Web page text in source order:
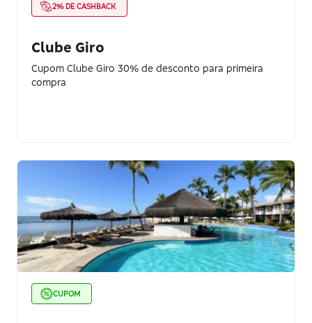
2% DE CASHBACK
Clube Giro
Cupom Clube Giro 30% de desconto para primeira
compra
CUPOM